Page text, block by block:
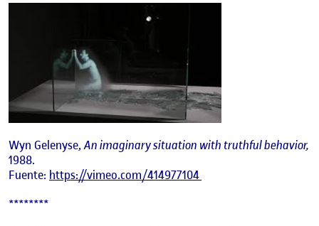
Wyn Gelenyse,An imaginary situation with truthful behavior,
1988.
Fuente: https://vimeo.com/414977104
********